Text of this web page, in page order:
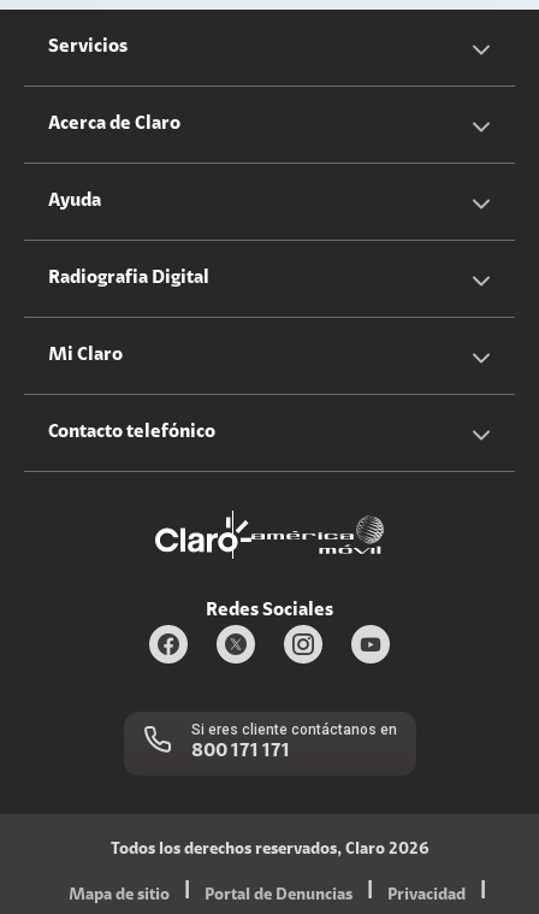
Servicios
Servicios Móviles
Claro club
Acerca de Claro
Información Corporativa
Propietario terreno antenas
Ayuda
Cotizador servicios móviles
Durabilidad de bienes
Estado de Servicios
Radiografia Digital
Mi Claro
Iniciar sesión
Contacto telefónico
Redes Sociales
Si eres cliente contáctanos en
800 171 171
Todos los derechos reservados, Claro 2026
Mapa de sitio Portal de Denuncias Privacidad